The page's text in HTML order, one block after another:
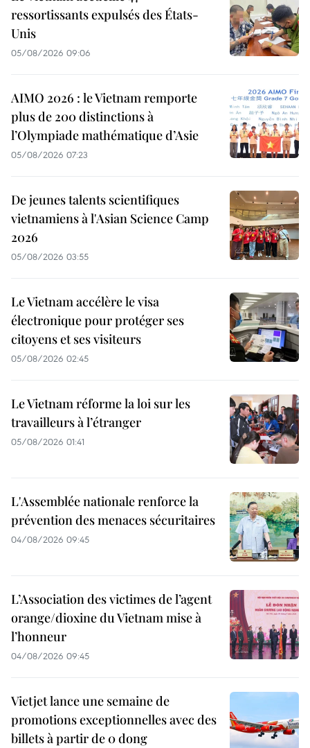
ressortissants expulsés des États-
Unis
05/08/2026 09:06
AIMO 2026 : le Vietnam remporte
plus de 200 distinctions à
l’Olympiade mathématique d’Asie
05/08/2026 07:23
De jeunes talents scientifiques
vietnamiens à l'Asian Science Camp
2026
05/08/2026 03:55
Le Vietnam accélère le visa
électronique pour protéger ses
citoyens et ses visiteurs
05/08/2026 02:45
Le Vietnam réforme la loi sur les
travailleurs à l’étranger
05/08/2026 01:41
L'Assemblée nationale renforce la
prévention des menaces sécuritaires
04/08/2026 09:45
L’Association des victimes de l’agent
orange/dioxine du Vietnam mise à
l’honneur
04/08/2026 09:45
Vietjet lance une semaine de
promotions exceptionnelles avec des
billets à partir de 0 dong